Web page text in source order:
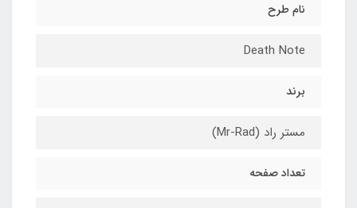
نام طرح
Death Note
برند
مستر راد (Mr-Rad)
تعداد صفحه